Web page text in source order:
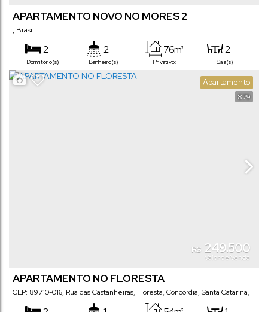
APARTAMENTO NOVO NO MORES 2
, Brasil
2
Dormitório(s)
2
Banheiro(s) Privativo:
76m² 2
Sala(s)
1 1
879
Apartamento
R$ 249.500
Valor de Venda
APARTAMENTO NO FLORESTA
CEP: 89710-016, Rua das Castanheiras, Floresta, Concórdia, Santa Catarina,